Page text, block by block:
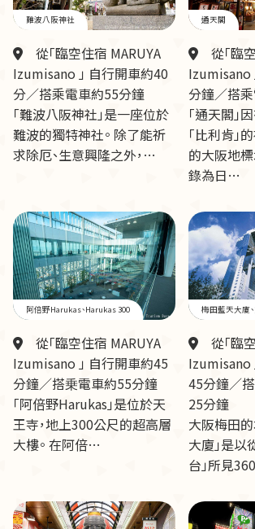
難波八阪神社
從「臨空住宿 MARUYA
Izumisano 」 自行開車約40
分／搭乘電車約55分鐘
「難波八阪神社」是一座位於
難波的獨特神社。 除了能祈
求除厄、生意興隆之外，…
通天閣
從「臨
Izumisano
分鐘／搭
「通天閣」
「比利肯」
的大阪地
錄為日…
阿倍野Harukas、Harukas 300
從「臨空住宿 MARUYA
Izumisano 」 自行開車約45
分鐘／搭乗電車約55分鐘
「阿倍野Harukas」是位於天
王寺，地上300公尺的超高層
大樓。 在阿倍…
梅田藍天大廈
從「臨
Izumisano
45分鐘／
25分鐘
大阪梅田
大廈」是以
台」所見